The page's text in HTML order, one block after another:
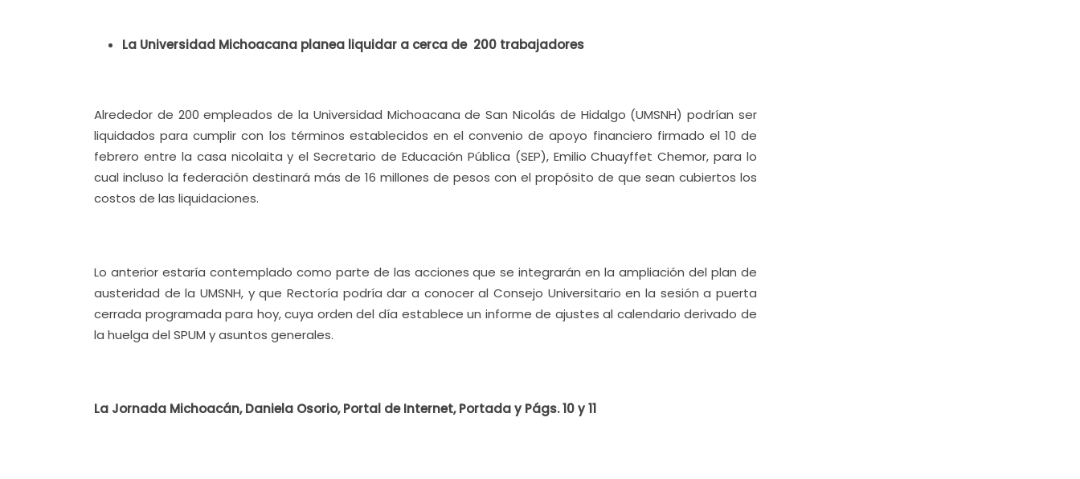
La Universidad Michoacana planea liquidar a cerca de 200 trabajadores
Alrededor de 200 empleados de la Universidad Michoacana de San Nicolás de Hidalgo (UMSNH) podrían ser
liquidados para cumplir con los términos establecidos en el convenio de apoyo financiero firmado el 10 de
febrero entre la casa nicolaita y el Secretario de Educación Pública (SEP), Emilio Chuayffet Chemor, para lo
cual incluso la federación destinará más de 16 millones de pesos con el propósito de que sean cubiertos los
costos de las liquidaciones.
Lo anterior estaría contemplado como parte de las acciones que se integrarán en la ampliación del plan de
austeridad de la UMSNH, y que Rectoría podría dar a conocer al Consejo Universitario en la sesión a puerta
cerrada programada para hoy, cuya orden del día establece un informe de ajustes al calendario derivado de
la huelga del SPUM y asuntos generales.
La Jornada Michoacán, Daniela Osorio, Portal de Internet, Portada y Págs. 10 y 11